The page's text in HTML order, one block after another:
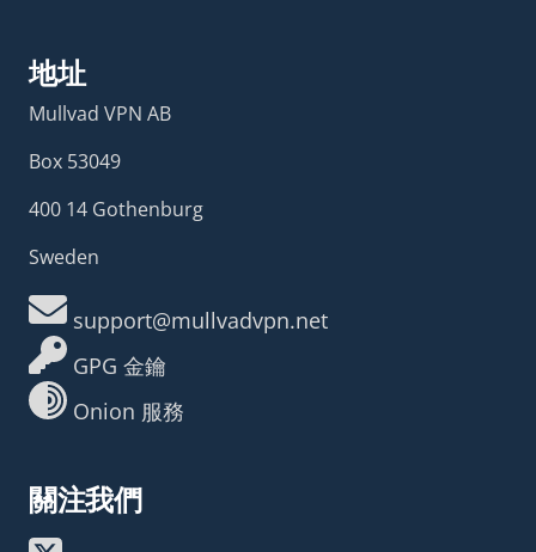
地址
Mullvad VPN AB
Box 53049
400 14 Gothenburg
Sweden
support@mullvadvpn.net
GPG 金鑰
Onion 服務
關注我們